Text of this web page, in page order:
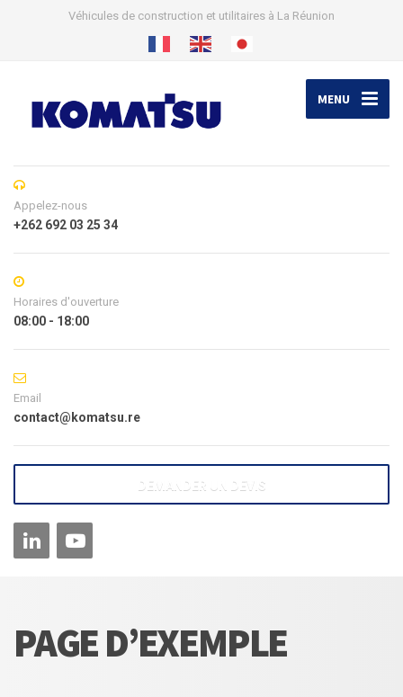
Véhicules de construction et utilitaires à La Réunion
MENU
Appelez-nous
+262 692 03 25 34
Horaires d'ouverture
08:00 - 18:00
Email
contact@komatsu.re
DEMANDER UN DEVIS
PAGE D’EXEMPLE